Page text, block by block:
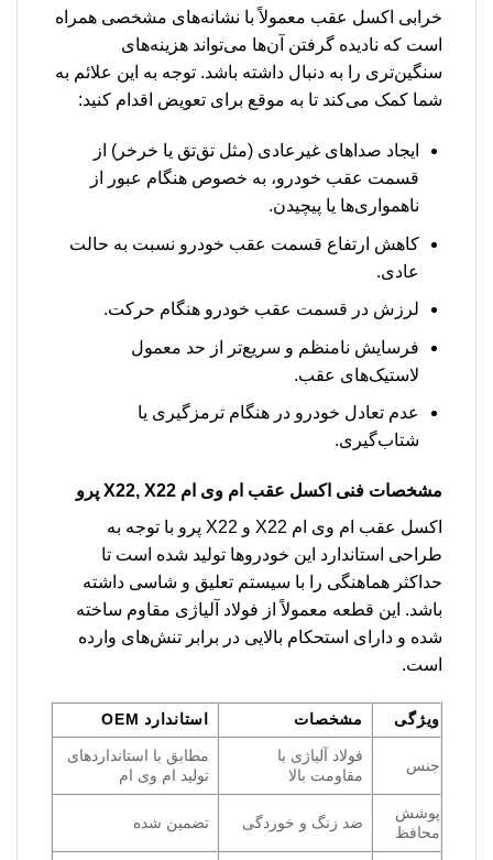
خرابی اکسل عقب معمولاً با نشانه‌های مشخصی همراه
است که نادیده گرفتن آن‌ها می‌تواند هزینه‌های
سنگین‌تری را به دنبال داشته باشد. توجه به این علائم به
شما کمک می‌کند تا به موقع برای تعویض اقدام کنید:
ایجاد صداهای غیرعادی (مثل تق‌تق یا خرخر) از
قسمت عقب خودرو، به خصوص هنگام عبور از
ناهمواری‌ها یا پیچیدن.
کاهش ارتفاع قسمت عقب خودرو نسبت به حالت
عادی.
لرزش در قسمت عقب خودرو هنگام حرکت.
فرسایش نامنظم و سریع‌تر از حد معمول
لاستیک‌های عقب.
عدم تعادل خودرو در هنگام ترمزگیری یا
شتاب‌گیری.
مشخصات فنی اکسل عقب ام وی ام X22, X22 پرو
اکسل عقب ام وی ام X22 و X22 پرو با توجه به
طراحی استاندارد این خودروها تولید شده است تا
حداکثر هماهنگی را با سیستم تعلیق و شاسی داشته
باشد. این قطعه معمولاً از فولاد آلیاژی مقاوم ساخته
شده و دارای استحکام بالایی در برابر تنش‌های وارده
است.
ویژگی مشخصات استاندارد OEM
جنس
فولاد آلیاژی با
مقاومت بالا
مطابق با استانداردهای
تولید ام وی ام
پوشش
محافظ
ضد زنگ و خوردگی تضمین شده